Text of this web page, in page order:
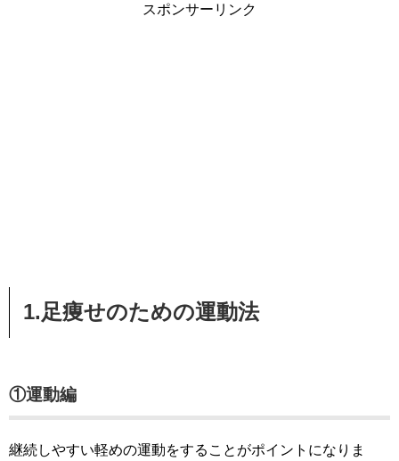
スポンサーリンク
1.足痩せのための運動法
①運動編
継続しやすい軽めの運動をすることがポイントになりま